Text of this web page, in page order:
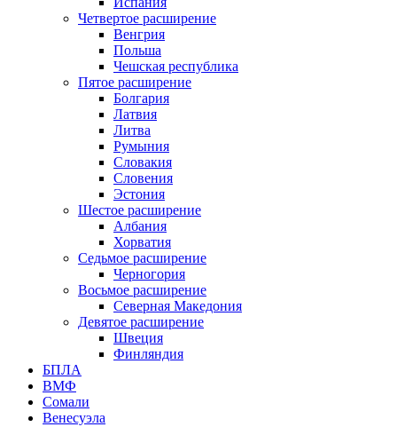
Четвертое расширение
Венгрия
Польша
Чешская республика
Пятое расширение
Болгария
Латвия
Литва
Румыния
Словакия
Словения
Эстония
Шестое расширение
Албания
Хорватия
Седьмое расширение
Черногория
Восьмое расширение
Северная Македония
Девятое расширение
Швеция
Финляндия
БПЛА
ВМФ
Сомали
Венесуэла